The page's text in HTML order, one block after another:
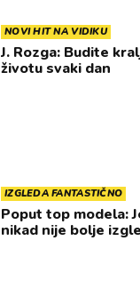
NOVI HIT NA VIDIKU
J. Rozga: Budite
životu svaki dan
IZGLEDA FANTASTIČNO
Poput top modela:
nikad nije bolje